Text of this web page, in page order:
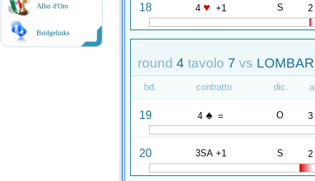
Albo d'Oro
Bridgelinks
18 4 ♥ +1 S 2
round 4 tavolo 7 vs
bd. contratto dic.
19 4 ♠ = O 3
20 3SA +1 S 2